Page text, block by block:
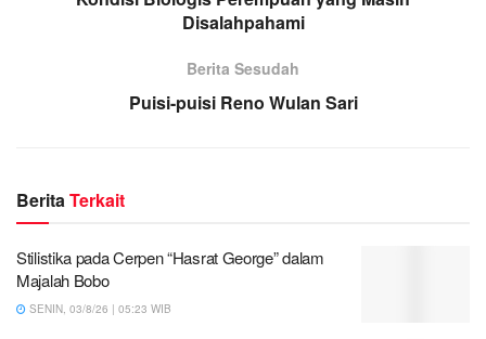
Disalahpahami
Berita Sesudah
Puisi-puisi Reno Wulan Sari
BeritaTerkait
Stilistika pada Cerpen “Hasrat George” dalam
Majalah Bobo
SENIN, 03/8/26 | 05:23 WIB